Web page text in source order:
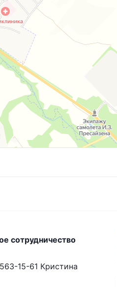
сотрудничество
15-61 Кристина